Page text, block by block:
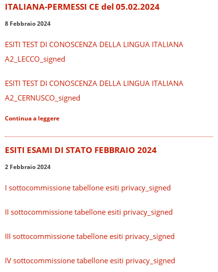
ITALIANA-PERMESSI CE del 05.02.2024
8 Febbraio 2024
ESITI TEST DI CONOSCENZA DELLA LINGUA ITALIANA
A2_LECCO_signed
ESITI TEST DI CONOSCENZA DELLA LINGUA ITALIANA
A2_CERNUSCO_signed
Continua a leggere
ESITI ESAMI DI STATO FEBBRAIO 2024
2 Febbraio 2024
I sottocommissione tabellone esiti privacy_signed
II sottocommissione tabellone esiti privacy_signed
III sottocommissione tabellone esiti privacy_signed
IV sottocommissione tabellone esiti privacy_signed